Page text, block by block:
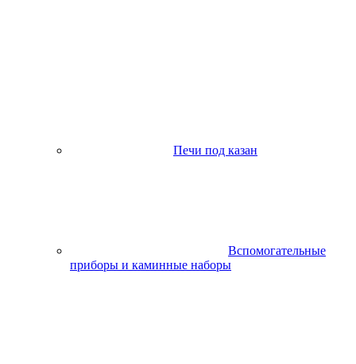
Печи под казан
Вспомогательные
приборы и каминные наборы